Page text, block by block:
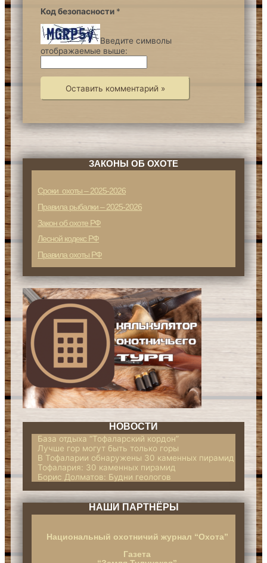
Код безопасности *
Введите символы
отображаемые выше:
ЗАКОНЫ ОБ ОХОТЕ
Сроки охоты – 2025-2026
Правила рыбалки – 2025-2026
Закон об охоте РФ
Лесной кодекс РФ
Правила охоты РФ
НОВОСТИ
База отдыха “Тофаларский кордон”
Лучше гор могут быть только горы
В Тофаларии обнаружены 30 каменных пирамид
Тофалария: 30 каменных пирамид
Борис Долматов: Будни геологов
НАШИ ПАРТНЁРЫ
Национальный охотничий журнал “Охота”
Газета